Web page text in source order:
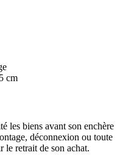
cm
les biens avant son enchère
déconnexion ou toute
le retrait de son achat.